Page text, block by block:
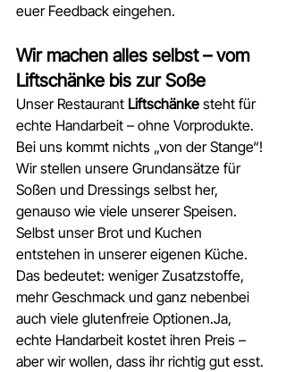
euer Feedback eingehen.
Wir machen alles selbst – vom
Liftschänke bis zur Soße
Unser Restaurant Liftschänke steht für
echte Handarbeit – ohne Vorprodukte.
Bei uns kommt nichts „von der Stange“!
Wir stellen unsere Grundansätze für
Soßen und Dressings selbst her,
genauso wie viele unserer Speisen.
Selbst unser Brot und Kuchen
entstehen in unserer eigenen Küche.
Das bedeutet: weniger Zusatzstoffe,
mehr Geschmack und ganz nebenbei
auch viele glutenfreie Optionen.Ja,
echte Handarbeit kostet ihren Preis –
aber wir wollen, dass ihr richtig gut esst.